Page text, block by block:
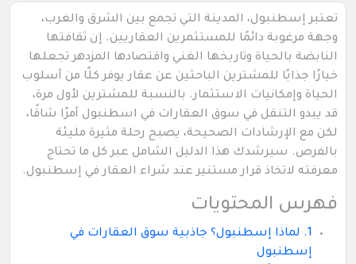
تعتبر إسطنبول، المدينة التي تجمع بين الشرق والغرب،
وجهة مرغوبة دائمًا للمستثمرين العقاريين. إن ثقافتها
النابضة بالحياة وتاريخها الغني واقتصادها المزدهر تجعلها
خيارًا جذابًا للمشترين الباحثين عن عقار يوفر كلًا من أسلوب
الحياة وإمكانيات الاستثمار. بالنسبة للمشترين لأول مرة،
قد يبدو التنقل في سوق العقارات في اسطنبول أمرًا شاقًا،
لكن مع الإرشادات الصحيحة، يصبح رحلة مثيرة مليئة
بالفرص. سيرشدك هذا الدليل الشامل عبر كل ما تحتاج
معرفته لاتخاذ قرار مستنير عند شراء العقار في إسطنبول.
فهرس المحتويات
1. لماذا إسطنبول؟ جاذبية سوق العقارات في
إسطنبول